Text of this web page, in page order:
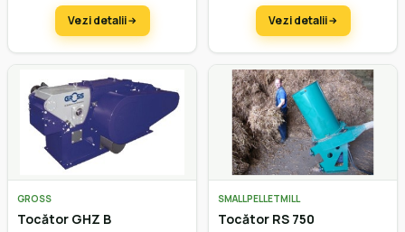
Vezi detalii Vezi detalii
GROSS
Tocător GHZ B
SMALLPELLETMILL
Tocător RS 750